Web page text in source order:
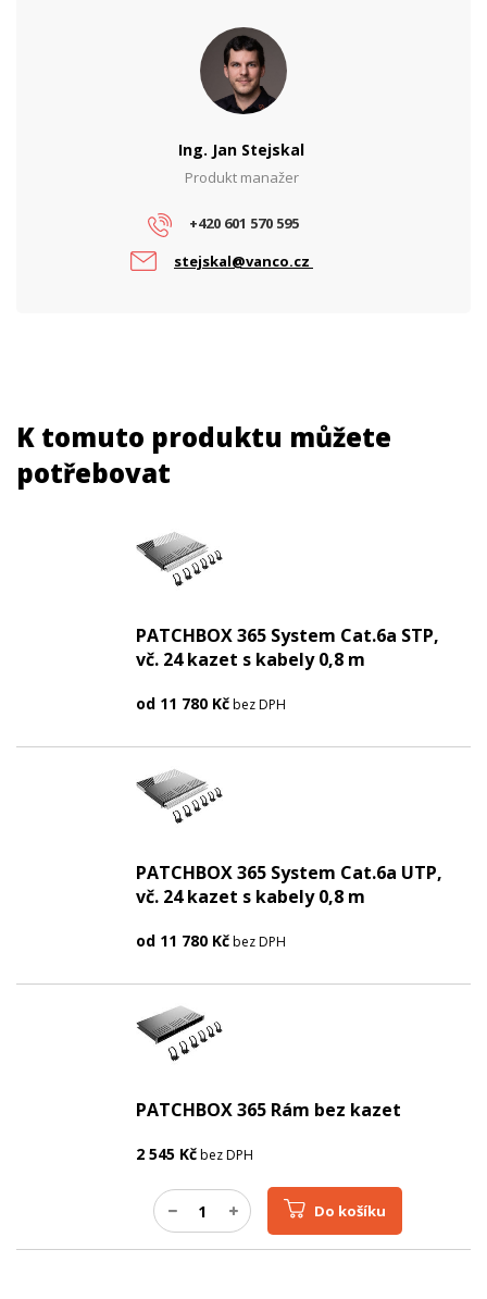
Ing. Jan Stejskal
Produkt manažer
+420 601 570 595
stejskal@vanco.cz
K tomuto produktu můžete
potřebovat
PATCHBOX 365 System Cat.6a STP,
vč. 24 kazet s kabely 0,8 m
od 11 780 Kčbez DPH
PATCHBOX 365 System Cat.6a UTP,
vč. 24 kazet s kabely 0,8 m
od 11 780 Kčbez DPH
PATCHBOX 365 Rám bez kazet
2 545 Kčbez DPH
Do košíku